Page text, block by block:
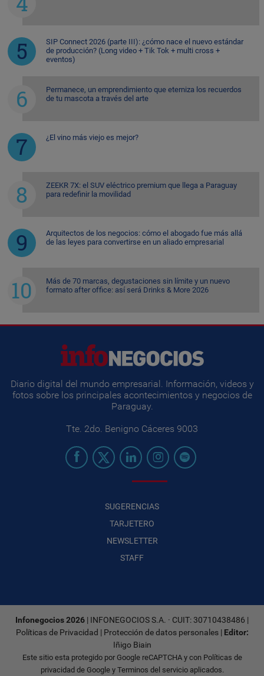
SIP Connect 2026 (parte III): ¿cómo nace el nuevo estándar
de producción? (Long video + Tik Tok + multi cross +
eventos)
Permanece, un emprendimiento que eterniza los recuerdos
de tu mascota a través del arte
¿El vino más viejo es mejor?
ZEEKR 7X: el SUV eléctrico premium que llega a Paraguay
para redefinir la movilidad
Arquitectos de los negocios: cómo el abogado fue más allá
de las leyes para convertirse en un aliado empresarial
Más de 70 marcas, degustaciones sin límite y un nuevo
formato after office: así será Drinks & More 2026
Diario digital del mundo empresarial. Información, videos y
fotos sobre los principales acontecimientos y negocios de
Paraguay.
Tte. 2do. Benigno Cáceres 9003
SUGERENCIAS
TARJETERO
NEWSLETTER
STAFF
Infonegocios 2026 | INFONEGOCIOS S.A. · CUIT: 30710438486 |
Políticas de Privacidad | Protección de datos personales| Editor:
Iñigo Biain
Este sitio esta protegido por Google reCAPTCHA y con Políticas de
privacidad de Googley Terminos del servicioaplicados.